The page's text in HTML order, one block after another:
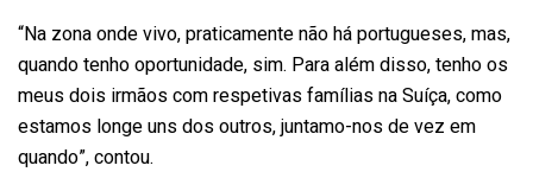
“Na zona onde vivo, praticamente não há portugueses, mas,
quando tenho oportunidade, sim. Para além disso, tenho os
meus dois irmãos com respetivas famílias na Suíça, como
estamos longe uns dos outros, juntamo-nos de vez em
quando”, contou.